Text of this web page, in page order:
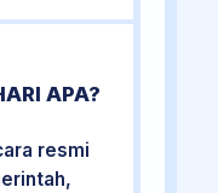
APA?
resmi